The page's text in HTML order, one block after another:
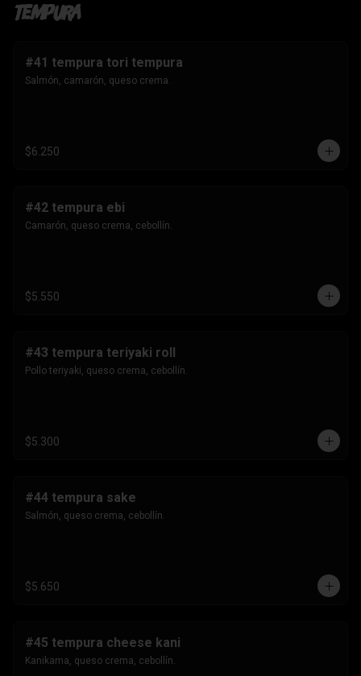
Tempura
#41 tempura tori tempura
Salmón, camarón, queso crema.
$6.250
#42 tempura ebi
Camarón, queso crema, cebollín.
$5.550
#43 tempura teriyaki roll
Pollo teriyaki, queso crema, cebollín.
$5.300
#44 tempura sake
Salmón, queso crema, cebollín.
$5.650
#45 tempura cheese kani
Kanikama, queso crema, cebollín.